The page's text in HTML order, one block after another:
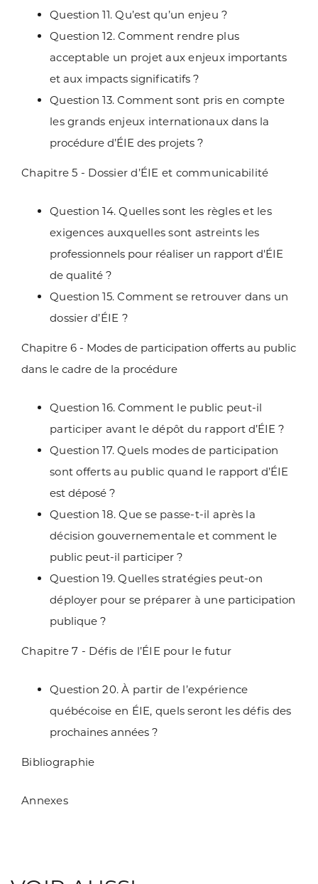
Question 11. Qu’est qu’un enjeu ?
Question 12. Comment rendre plus
acceptable un projet aux enjeux importants
et aux impacts significatifs ?
Question 13. Comment sont pris en compte
les grands enjeux internationauxdans la
procédure d’ÉIE des projets ?
Chapitre 5 - Dossier d’ÉIE et communicabilité
Question 14. Quelles sont les règles et les
exigences auxquelles sont astreints les
professionnels pour réaliser un rapport d'ÉIE
de qualité ?
Question 15. Comment se retrouver dans un
dossier d’ÉIE ?
Chapitre 6 - Modes de participation offerts au public
dans le cadre de la procédure
Question 16. Comment le public peut-il
participer avant le dépôt du rapportd’ÉIE ?
Question 17. Quels modes de participation
sont offerts au public quand le rapport d’ÉIE
est déposé ?
Question 18. Que se passe-t-il après la
décision gouvernementale et comment le
public peut-il participer ?
Question 19. Quelles stratégies peut-on
déployer pour se préparer à une participation
publique ?
Chapitre 7 - Défis de l’ÉIE pour le futur
Question 20. À partir de l’expérience
québécoise en ÉIE, quels seront les défis des
prochaines années ?
Bibliographie
Annexes